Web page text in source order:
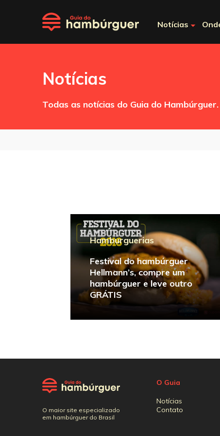
Notícias
Notícias
Todas as notícias do Guia do Hambúrguer.
Hamburguerias
Festival do hambúrguer
Hellmann’s, compre um
hambúrguer e leve outro
GRÁTIS
O maior site especializado
em hambúrguer do Brasil
O Guia
Notícias
Contato